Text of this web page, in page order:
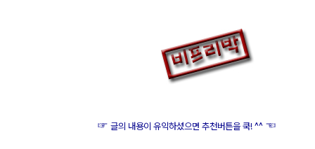
☞글의 내용이 유익하셨으면 추천버튼을 쿡! ^^